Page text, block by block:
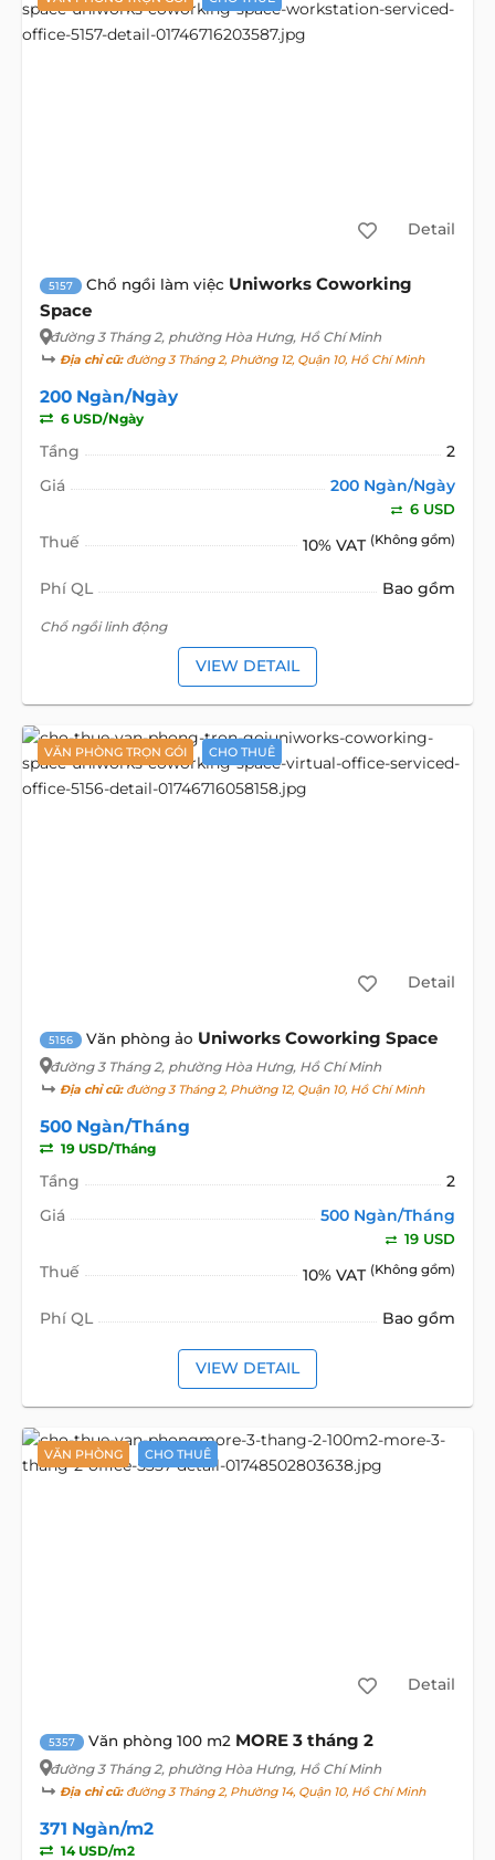
Detail
5157 Chổ ngồi làm việc Uniworks Coworking
Space
đường 3 Tháng 2, phường Hòa Hưng, Hồ Chí Minh
Địa chỉ cũ:đường 3 Tháng 2, Phường 12, Quận 10, Hồ Chí Minh
200 Ngàn/Ngày
6 USD/Ngày
Tầng
2
Giá
200 Ngàn/Ngày
6 USD
Thuế 10% VAT (Không gồm)
Phí QL Bao gồm
Chổ ngồi linh động
VIEW DETAIL
VĂN PHÒNG TRỌN GÓI CHO THUÊ
Detail
5156 Văn phòng ảo Uniworks Coworking Space
đường 3 Tháng 2, phường Hòa Hưng, Hồ Chí Minh
Địa chỉ cũ:đường 3 Tháng 2, Phường 12, Quận 10, Hồ Chí Minh
500 Ngàn/Tháng
19 USD/Tháng
Tầng
2
Giá
500 Ngàn/Tháng
19 USD
Thuế 10% VAT (Không gồm)
Phí QL Bao gồm
VIEW DETAIL
VĂN PHÒNG CHO THUÊ
Detail
5357 Văn phòng 100 m2 MORE 3 tháng 2
đường 3 Tháng 2, phường Hòa Hưng, Hồ Chí Minh
Địa chỉ cũ:đường 3 Tháng 2, Phường 14, Quận 10, Hồ Chí Minh
371 Ngàn/m2
14 USD/m2